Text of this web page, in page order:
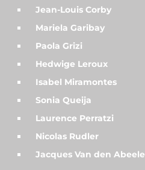
Jean-Louis Corby
Mariela Garibay
Paola Grizi
Hedwige Leroux
Isabel Miramontes
Sonia Queija
Laurence Perratzi
Nicolas Rudler
Jacques Van den Abeele